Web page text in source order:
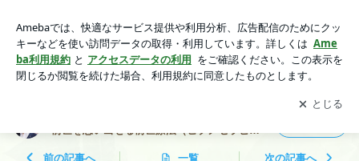
界一周セラピスト 静 慶光 ！ 自分の前世を思い出せる前
世療法（ヒプノセラピー）！ 前世療法の専門家！
アプリをダウンロードして ブログの更新通知
を受け取りまし
ょう。
開く
前世を思い出せる前世療法（ヒプノセラピ
前の記事へ 一覧 次の記事へ